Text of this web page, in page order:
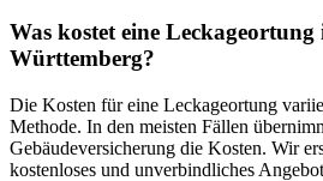
Was kostet eine
Württemberg?
Die Kosten für eine Leckageortung
Methode. In den meisten Fällen
Gebäudeversicherung die Kosten. Wir
kostenloses und unverbindliches